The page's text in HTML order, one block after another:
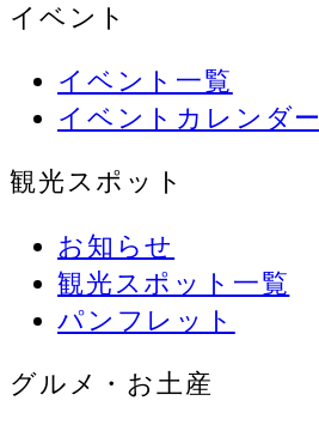
イベント
イベント一覧
イベントカレンダー
観光スポット
お知らせ
観光スポット一覧
パンフレット
グルメ・お土産